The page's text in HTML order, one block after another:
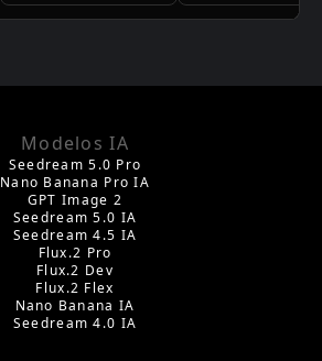
Modelos IA
Seedream 5.0 Pro
Nano Banana Pro IA
GPT Image 2
Seedream 5.0 IA
Seedream 4.5 IA
Flux.2 Pro
Flux.2 Dev
Flux.2 Flex
Nano Banana IA
Seedream 4.0 IA